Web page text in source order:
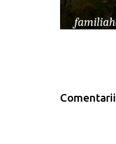
Comentarii